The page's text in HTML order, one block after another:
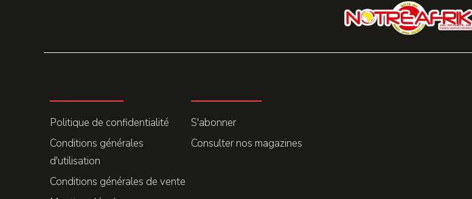
Politique de confidentialité
Conditions générales
d'utilisation
Conditions générales de vente
S'abonner
Consulter nos magazines